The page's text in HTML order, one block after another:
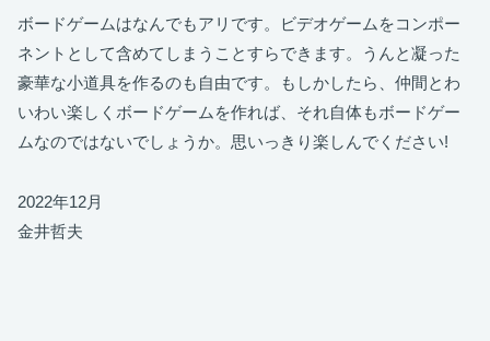
ボードゲームはなんでもアリです。ビデオゲームをコンポー
ネントとして含めてしまうことすらできます。うんと凝った
豪華な小道具を作るのも自由です。もしかしたら、仲間とわ
いわい楽しくボードゲームを作れば、それ自体もボードゲー
ムなのではないでしょうか。思いっきり楽しんでください!
2022年12月
金井哲夫